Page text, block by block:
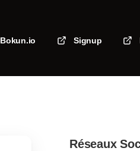
Bokun.io Signup
Réseaux